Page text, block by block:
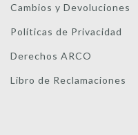
Cambios y Devoluciones
Políticas de Privacidad
Derechos ARCO
Libro de Reclamaciones